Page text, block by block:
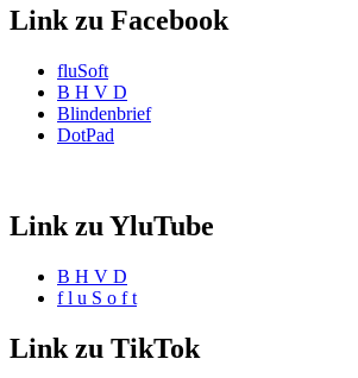
Link zu Facebook
fluSoft
B H V D
Blindenbrief
DotPad
Link zu YluTube
B H V D
f l u S o f t
Link zu TikTok